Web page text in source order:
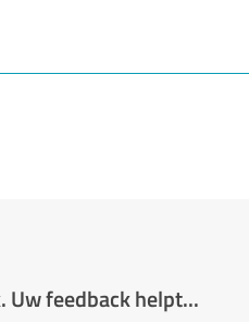
Uw feedback helpt...